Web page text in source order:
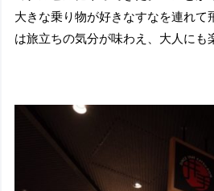
大きな乗り物が好きなすなを連れて
は旅立ちの気分が味わえ、大人にも